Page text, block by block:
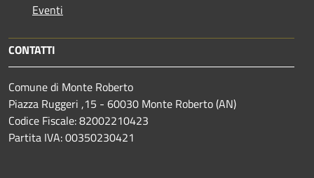
Eventi
CONTATTI
Comune di Monte Roberto
Piazza Ruggeri ,15 - 60030 Monte Roberto (AN)
Codice Fiscale: 82002210423
Partita IVA: 00350230421